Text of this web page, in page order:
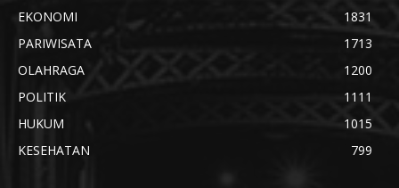
EKONOMI
1831
PARIWISATA
1713
OLAHRAGA
1200
POLITIK
1111
HUKUM
1015
KESEHATAN
799